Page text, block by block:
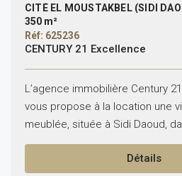
CITÉ EL MOUSTAKBEL (SIDI
350 m²
Réf: 625236
CENTURY 21 Excellence
L’agence immobilière Century
vous propose à la location une
meublée, située à Sidi Daoud,
résidentiel composé de villas.
Détails